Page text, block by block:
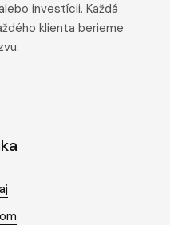
investícii. Každá
klienta berieme